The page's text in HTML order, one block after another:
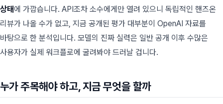
상태에 가깝습니다. API조차 소수에게만 열려 있으니 독립적인 핸즈온
리뷰가 나올 수가 없고, 지금 공개된 평가 대부분이 OpenAI 자료를
바탕으로 한 분석입니다. 모델의 진짜 실력은 일반 공개 이후 수많은
사용자가 실제 워크플로에 굴려봐야 드러날 겁니다.
누가 주목해야 하고, 지금 무엇을 할까